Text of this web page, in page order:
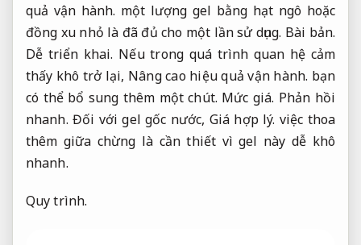
quả vận hành. một lượng gel bằng hạt ngô hoặc
đồng xu nhỏ là đã đủ cho một lần sử dụng. Bài bản.
Dễ triển khai. Nếu trong quá trình quan hệ cảm
thấy khô trở lại, Nâng cao hiệu quả vận hành. bạn
có thể bổ sung thêm một chút. Mức giá. Phản hồi
nhanh. Đối với gel gốc nước, Giá hợp lý. việc thoa
thêm giữa chừng là cần thiết vì gel này dễ khô
nhanh.
Quy trình.